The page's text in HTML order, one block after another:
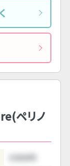
ペリノ
3300円